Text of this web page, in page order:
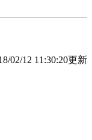
02/12 11:30:20更新